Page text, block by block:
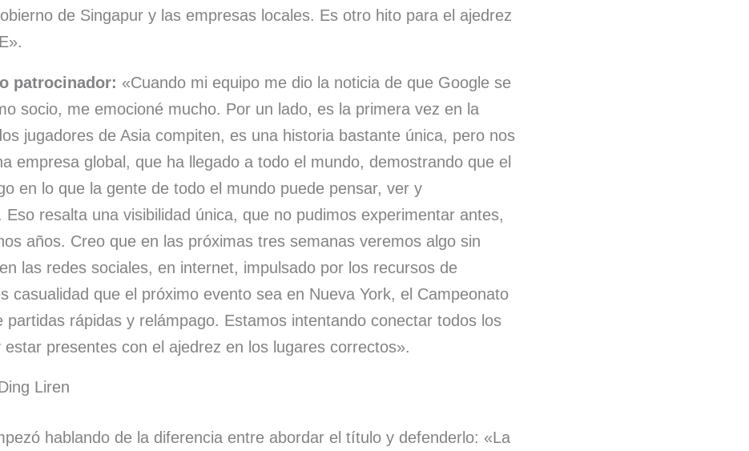
de Singapur y las empresas locales. Es otro hito para el ajedrez
patrocinador: «Cuando mi equipo me dio la noticia de que Google se
socio, me emocioné mucho. Por un lado, es la primera vez en la
jugadores de Asia compiten, es una historia bastante única, pero nos
empresa global, que ha llegado a todo el mundo, demostrando que el
en lo que la gente de todo el mundo puede pensar, ver y
Eso resalta una visibilidad única, que no pudimos experimentar antes,
años. Creo que en las próximas tres semanas veremos algo sin
las redes sociales, en internet, impulsado por los recursos de
casualidad que el próximo evento sea en Nueva York, el Campeonato
partidas rápidas y relámpago. Estamos intentando conectar todos los
estar presentes con el ajedrez en los lugares correctos».
Liren
hablando de la diferencia entre abordar el título y defenderlo: «La